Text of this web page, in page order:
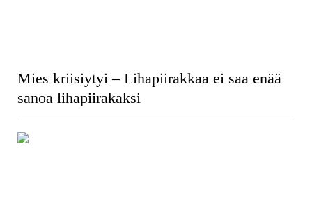
Mies kriisiytyi – Lihapiirakkaa ei saa enää
sanoa lihapiirakaksi